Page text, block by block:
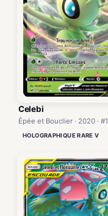
Celebi
Épée et Bouclier · 2020 · #1
HOLOGRAPHIQUE RARE V